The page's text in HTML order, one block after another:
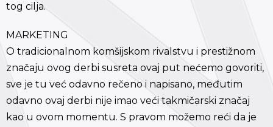
tog cilja.
MARKETING
O tradicionalnom komšijskom rivalstvu i prestižnom
značaju ovog derbi susreta ovaj put nećemo govoriti,
sve je tu već odavno rečeno i napisano, međutim
odavno ovaj derbi nije imao veći takmičarski značaj
kao u ovom momentu. S pravom možemo reći da je